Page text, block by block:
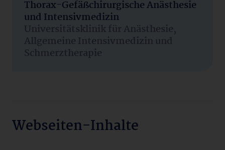
Thorax-Gefäßchirurgische Anästhesie
und Intensivmedizin
Universitätsklinik für Anästhesie,
Allgemeine Intensivmedizin und
Schmerztherapie
Webseiten-Inhalte